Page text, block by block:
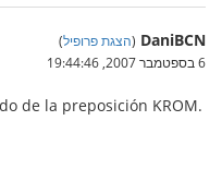
DaniBCN
(הצגת פרופיל)
6 בספטמבר 2007, 19:44:46
de la preposición KROM.